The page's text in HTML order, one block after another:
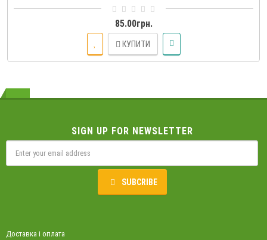
85.00грн.
КУПИТИ
SIGN UP FOR NEWSLETTER
SUBCRIBE
Доставка і оплата